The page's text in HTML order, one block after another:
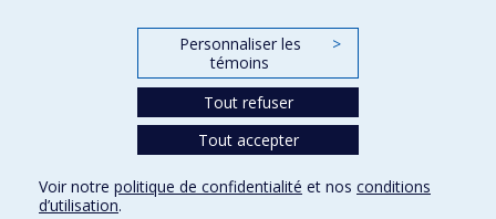
Confidentialité Conditions d’utilisation Paramètres des témoins
Personnaliser les
témoins
>
Tout refuser
Tout accepter
Voir notre politique de confidentialité et nos conditions
d’utilisation.